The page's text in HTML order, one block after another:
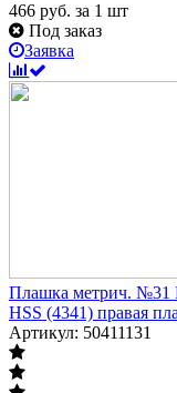
466 руб. за 1 шт
Под заказ
Заявка
Плашка метрич. №31
HSS (4341) правая
Артикул: 50411131